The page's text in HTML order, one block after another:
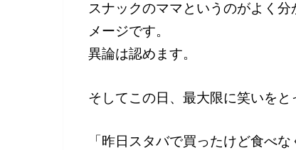
スナックのママというのがよく
メージです。
異論は認めます。
そしてこの日、最大限に笑いをと
「昨日スタバで買ったけど食べ